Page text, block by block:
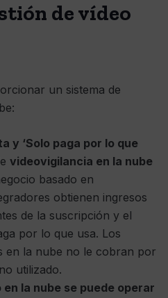
de vídeo
un sistema de
y ‘Solo paga por lo que
videovigilancia en la nube
basado en
obtienen ingresos
de la suscripción y el
por lo que usa. Los
en la nube no le cobran por
utilizado.
en la nube se puede operar